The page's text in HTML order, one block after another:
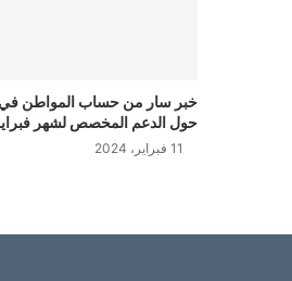
خبر سار من حساب المواطن في
حول الدعم المخصص لشهر
11 فبراير، 2024